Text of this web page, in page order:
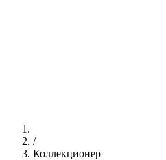
/
Коллекционер